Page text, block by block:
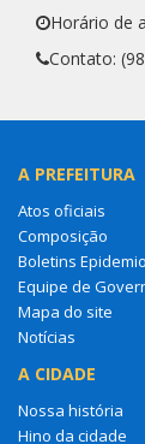
Horário de
Contato:
A PREFEITURA
Atos oficiais
Composição
Boletins
Equipe de
Mapa do site
Notícias
A CIDADE
Nossa história
Hino da cidade